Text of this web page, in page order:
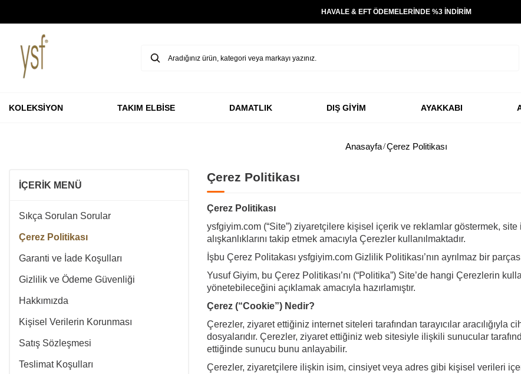
HAVALE & EFT ÖDEMELERİNDE %3 İNDİRİM
KOLEKSİYON TAKIM ELBİSE DAMATLIK DIŞ GİYİM AYAKKABI
Anasayfa Çerez Politikası
İÇERIK MENÜ
Sıkça Sorulan Sorular
Çerez Politikası
Garanti ve İade Koşulları
Gizlilik ve Ödeme Güvenliği
Hakkımızda
Kişisel Verilerin Korunması
Satış Sözleşmesi
Teslimat Koşulları
Çerez Politikası
Çerez Politikası
ysfgiyim.com (“Site”) ziyaretçilere kişisel içerik ve reklamlar göstermek,
alışkanlıklarını takip etmek amacıyla Çerezler kullanılmaktadır.
İşbu Çerez Politakası ysfgiyim.com Gizlilik Politikası’nın ayrılmaz bir
Yusuf Giyim, bu Çerez Politikası’nı (“Politika”) Site’de hangi Çerezlerin
yönetebileceğini açıklamak amacıyla hazırlamıştır.
Çerez (“Cookie”) Nedir?
Çerezler, ziyaret ettiğiniz internet siteleri tarafından tarayıcılar aracılığıyla
dosyalarıdır. Çerezler, ziyaret ettiğiniz web sitesiyle ilişkili sunucular
ettiğinde sunucu bunu anlayabilir.
Çerezler, ziyaretçilere ilişkin isim, cinsiyet veya adres gibi kişisel verileri